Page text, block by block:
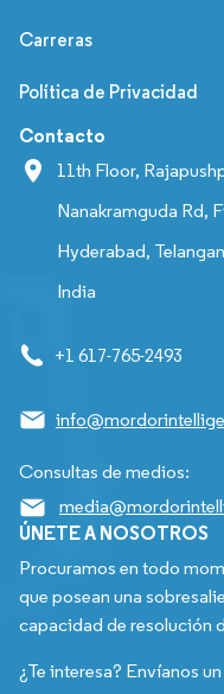
Carreras
Política de Privacidad
Contacto
11th Floor,
Nanakramguda Rd,
Hyderabad,
India
+1 617-765-2493
Consultas de medios:
ÚNETE A NOSOTROS
Procuramos en todo
que posean una
capacidad de resolución
¿Te interesa? Envíanos